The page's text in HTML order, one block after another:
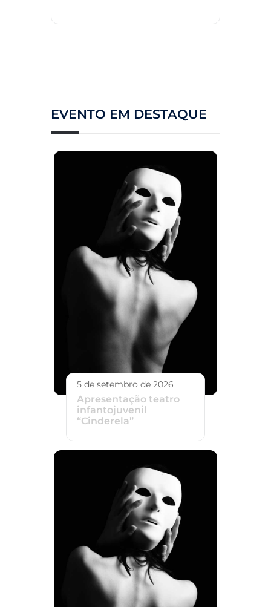
EVENTO EM DESTAQUE
5 de setembro de 2026
Apresentação teatro
infantojuvenil
“Cinderela”